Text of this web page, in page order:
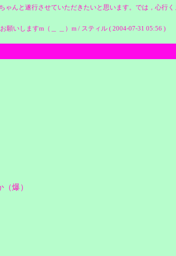
んと遂行させていただきたいと思います。では，心行
いしますm（＿ ＿）m / スティル ( 2004-07-31 05:56 )
爆）